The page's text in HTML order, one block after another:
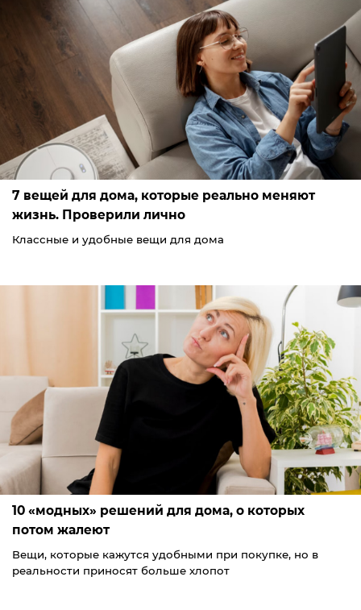
7 вещей для дома, которые реально меняют
жизнь. Проверили лично
Классные и удобные вещи для дома
10 «модных» решений для дома, о которых
потом жалеют
Вещи, которые кажутся удобными при покупке, но в
реальности приносят больше хлопот